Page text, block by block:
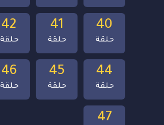
47
46
حلقة
45
حلقة
44
حلقة
42
حلقة
41
حلقة
40
حلقة